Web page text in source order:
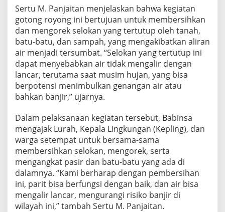
g
R
o
y
o
n
g
P
e
m
b
e
s
i
h
a
n
S
e
l
o
k
Sertu M. Panjaitan menjelaskan bahwa kegiatan
gotong royong ini bertujuan untuk membersihkan
dan mengorek selokan yang tertutup oleh tanah,
batu-batu, dan sampah, yang mengakibatkan aliran
air menjadi tersumbat. “Selokan yang tertutup ini
dapat menyebabkan air tidak mengalir dengan
lancar, terutama saat musim hujan, yang bisa
berpotensi menimbulkan genangan air atau
bahkan banjir,” ujarnya.
Dalam pelaksanaan kegiatan tersebut, Babinsa
mengajak Lurah, Kepala Lingkungan (Kepling), dan
warga setempat untuk bersama-sama
membersihkan selokan, mengorek, serta
mengangkat pasir dan batu-batu yang ada di
dalamnya. “Kami berharap dengan pembersihan
ini, parit bisa berfungsi dengan baik, dan air bisa
mengalir lancar, mengurangi risiko banjir di
wilayah ini,” tambah Sertu M. Panjaitan.